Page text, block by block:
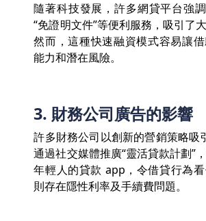
隨著科技發展，許多網貸平台強調
“免證明文件”等便利服務，吸引了
然而，這種快速融資模式容易讓
能力和潛在風險。
3. 財務公司廣告的影響
許多財務公司以創新的營銷策略吸
通過社交媒體推廣“靈活貸款計劃”
年輕人的貸款 app，令借貸行為
則存在隱性利率及手續費問題。